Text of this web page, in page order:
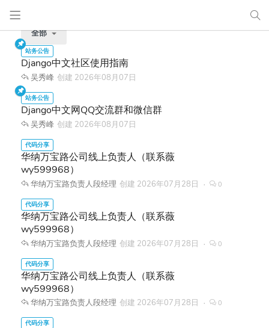
全部
Django中文社区使用指南
吴秀峰 创建 2026年08月07日
Django中文网QQ交流群和微信群
吴秀峰 创建 2026年08月07日
华纳万宝路公司线上负责人（联系薇
wy599968）
华纳万宝路负责人段经理 创建 2026年07月28日 0
华纳万宝路公司线上负责人（联系薇
wy599968）
华纳万宝路负责人段经理 创建 2026年07月28日 0
华纳万宝路公司线上负责人（联系薇
wy599968）
华纳万宝路负责人段经理 创建 2026年07月28日 0